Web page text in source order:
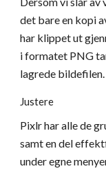
det bare en kopi
har klippet ut
i formatet PNG
lagrede bildefilen.
Justere
Pixlr har alle de
samt en del
under egne